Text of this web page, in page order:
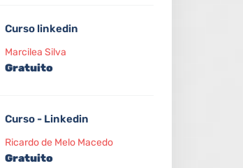
Curso linkedin
Marcilea Silva
Gratuito
Curso - Linkedin
Ricardo de Melo Macedo
Gratuito